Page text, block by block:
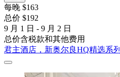
每晚 $163
总价 $192
9 月 1 日 - 9 月 2 日
总价含税款和其他费用
君主酒店，新奥尔良HQ精选系列